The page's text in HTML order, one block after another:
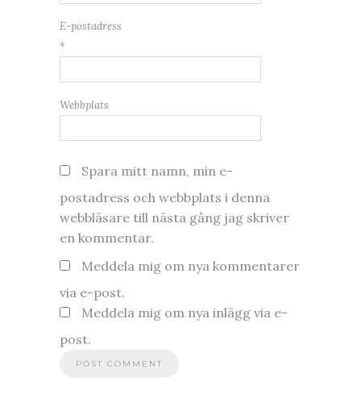
E-postadress
*
Webbplats
Spara mitt namn, min e-
postadress och webbplats i denna
webbläsare till nästa gång jag skriver
en kommentar.
Meddela mig om nya kommentarer
via e-post.
Meddela mig om nya inlägg via e-
post.